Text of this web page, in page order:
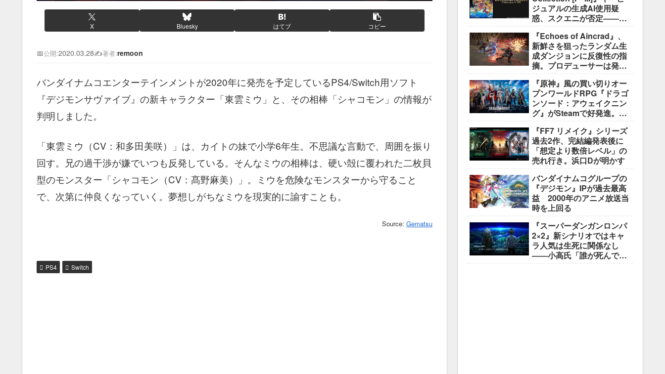
X Bluesky はてブ コピー
📅公開:2020.03.28✍️著者:remoon
バンダイナムコエンターテインメントが2020年に発売を予定しているPS4/Switch用ソフト
『デジモンサヴァイブ』の新キャラクター「東雲ミウ」と、その相棒「シャコモン」の情報が
判明しました。
「東雲ミウ（CV：和多田美咲）」は、カイトの妹で小学6年生。不思議な言動で、周囲を振り
回す。兄の過干渉が嫌でいつも反発している。そんなミウの相棒は、硬い殻に覆われた二枚貝
型のモンスター「シャコモン（CV：髙野麻美）」。ミウを危険なモンスターから守ること
で、次第に仲良くなっていく。夢想しがちなミウを現実的に諭すことも。
Source: Gematsu
PS4 Switch
ジュアルの生成AI使用疑
惑、スクエニが否定――不
ス」
『Echoes of Aincrad』、
新鮮さを狙ったランダム生
成ダンジョンに反復性の指
摘。プロデューサーは発売
『原神』風の買い切りオー
プンワールドRPG『ドラゴ
ンソード：アウェイクニン
グ』がSteamで好発進。価
件超で約90％好評
『FF7 リメイク』シリーズ
過去2作、完結編発表後に
「想定より数倍レベル」の
売れ行き。浜口Dが明かす
バンダイナムコグループの
『デジモン』IPが過去最高
益 2000年のアニメ放送当
時を上回る
『スーパーダンガンロンパ
2×2』新シナリオではキャ
ラ人気は生死に関係なし
――小高氏「誰が死んでも